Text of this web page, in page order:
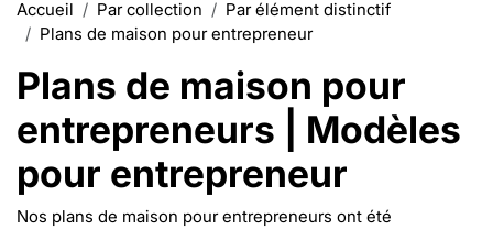
Accueil Par collection
Par élément distinctif
Plans de maison pour entrepreneur
Plans de maison pour
entrepreneurs | Modèles
pour entrepreneur
Nos plans de maison pour entrepreneurs ont été